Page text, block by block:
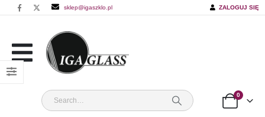
sklep@igaszklo.pl ZALOGUJ SIĘ
0